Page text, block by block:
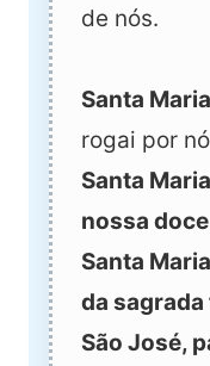
de nós.
Santa
rogai por
Santa
nossa
Santa
da sagrada
São José,